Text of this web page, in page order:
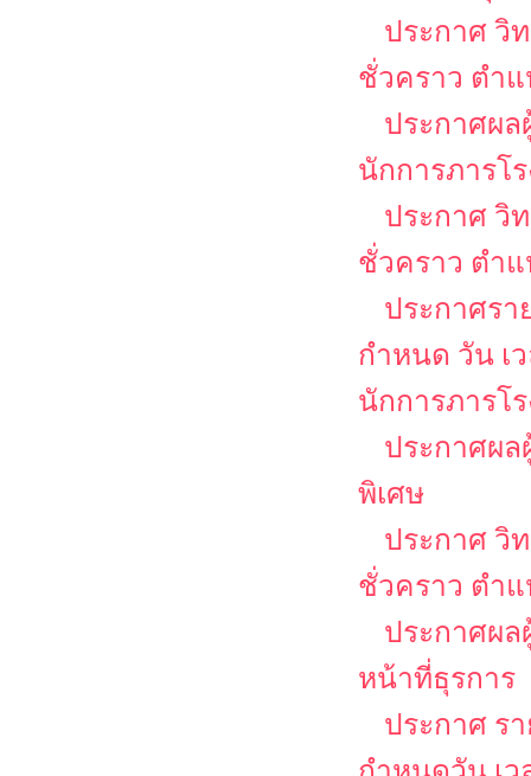
ประกาศ วิ
ชั่วคราว ตำแ
ประกาศผ
นักการภารโร
ประกาศ วิ
ชั่วคราว ตำแ
ประกาศรา
กำหนด วัน เ
นักการภารโ
ประกาศผ
พิเศษ
ประกาศ วิ
ชั่วคราว ตำ
ประกาศผล
หน้าที่ธุรการ
ประกาศ ร